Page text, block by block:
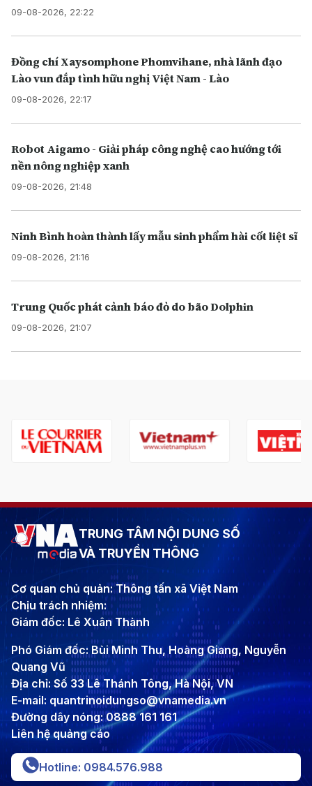
09-08-2026, 22:22
Đồng chí Xaysomphone Phomvihane, nhà lãnh đạo
Lào vun đắp tình hữu nghị Việt Nam - Lào
09-08-2026, 22:17
Robot Aigamo - Giải pháp công nghệ cao hướng tới
nền nông nghiệp xanh
09-08-2026, 21:48
Ninh Bình hoàn thành lấy mẫu sinh phẩm hài cốt liệt sĩ
09-08-2026, 21:16
Trung Quốc phát cảnh báo đỏ do bão Dolphin
09-08-2026, 21:07
TRUNG TÂM NỘI DUNG SỐ
VÀ TRUYỀN THÔNG
Cơ quan chủ quản: Thông tấn xã Việt Nam
Chịu trách nhiệm:
Giám đốc: Lê Xuân Thành
Phó Giám đốc: Bùi Minh Thu, Hoàng Giang, Nguyễn
Quang Vũ
Địa chỉ: Số 33 Lê Thánh Tông, Hà Nội, VN
E-mail: quantrinoidungso@vnamedia.vn
Đường dây nóng: 0888 161 161
Liên hệ quảng cáo
Hotline: 0984.576.988